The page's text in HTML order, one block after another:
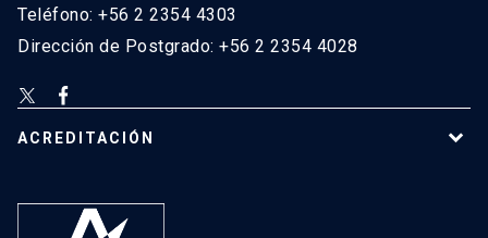
Teléfono: +56 2 2354 4303
Dirección de Postgrado: +56 2 2354 4028
ACREDITACIÓN